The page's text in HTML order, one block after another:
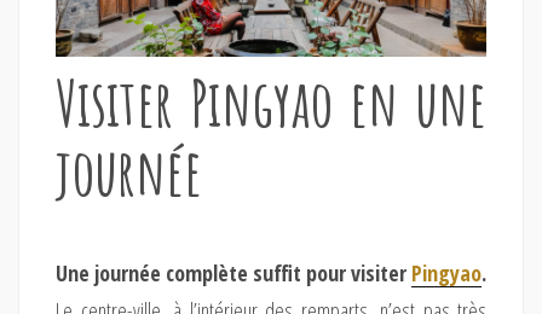
Visiter Pingyao en une
journée
Une journée complète suffit pour visiter Pingyao.